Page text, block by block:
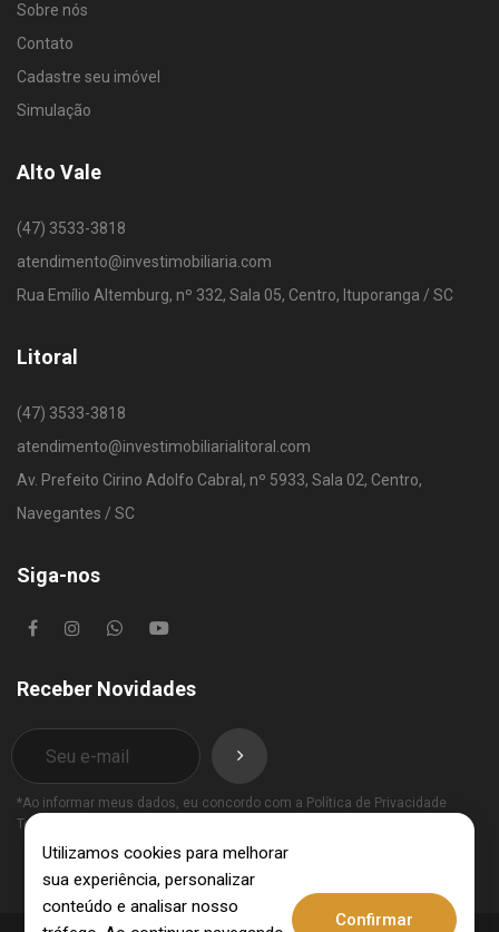
Sobre nós
Contato
Cadastre seu imóvel
Simulação
Alto Vale
(47) 3533-3818
atendimento@investimobiliaria.com
Rua Emílio Altemburg, nº 332, Sala 05, Centro, Ituporanga / SC
Litoral
(47) 3533-3818
atendimento@investimobiliarialitoral.com
Av. Prefeito Cirino Adolfo Cabral, nº 5933, Sala 02, Centro,
Navegantes / SC
Siga-nos
Receber Novidades
*Ao informar meus dados, eu concordo com a Política de Privacidade
Termos de Uso
Utilizamos cookies para melhorar
sua experiência, personalizar
conteúdo e analisar nosso
Confirmar